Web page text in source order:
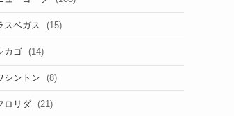
スベガス (15)
カゴ (14)
シントン (8)
ロリダ (21)